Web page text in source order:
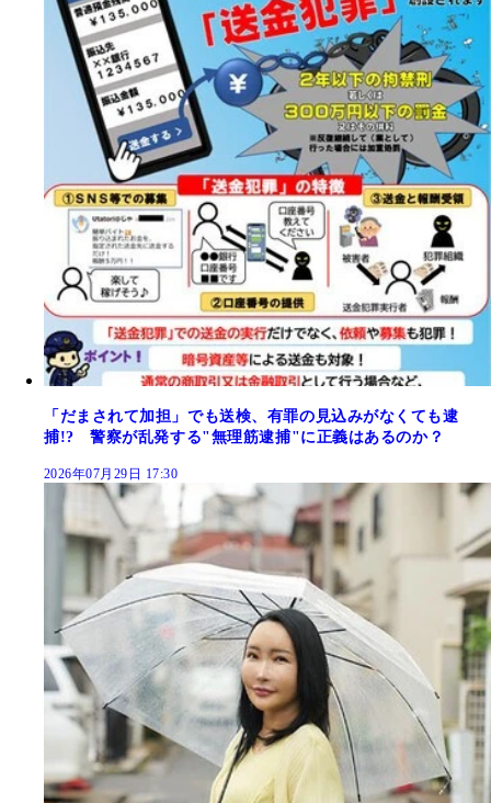
「だまされて加担」でも送検、有罪の見込みがなくても逮
捕!? 警察が乱発する"無理筋逮捕"に正義はあるのか？
2026年07月29日 17:30